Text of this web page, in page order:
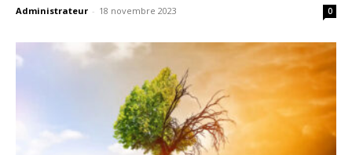
Administrateur - 18 novembre 2023 0